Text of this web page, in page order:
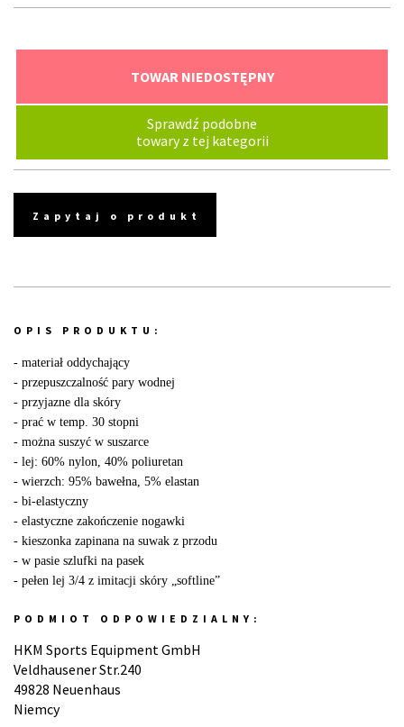
TOWAR NIEDOSTĘPNY
Sprawdź podobne
towary z tej kategorii
Zapytaj o produkt
OPIS PRODUKTU:
- materiał oddychający
- przepuszczalność pary wodnej
- przyjazne dla skóry
- prać w temp. 30 stopni
- można suszyć w suszarce
- lej: 60% nylon, 40% poliuretan
- wierzch: 95% bawełna, 5% elastan
- bi-elastyczny
- elastyczne zakończenie nogawki
- kieszonka zapinana na suwak z przodu
- w pasie szlufki na pasek
- pełen lej 3/4 z imitacji skóry „softline”
PODMIOT ODPOWIEDZIALNY:
HKM Sports Equipment GmbH
Veldhausener Str.240
49828 Neuenhaus
Niemcy